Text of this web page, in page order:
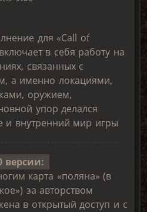
для «Call of
в себя работу на
связанных с
а именно локациями,
оружием,
упор делался
и внутренний мир игры
версии:
карта «поляна» (в
за авторством
в открытый доступ и с